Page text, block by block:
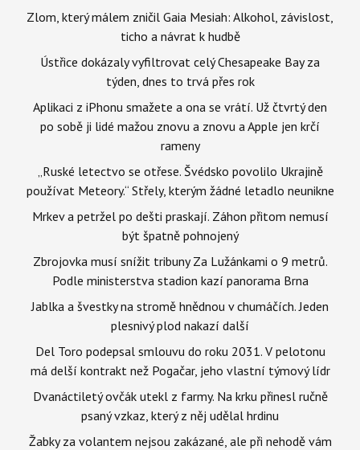
Zlom, který málem zničil Gaia Mesiah: Alkohol, závislost,
ticho a návrat k hudbě
Ústřice dokázaly vyfiltrovat celý Chesapeake Bay za
týden, dnes to trvá přes rok
Aplikaci z iPhonu smažete a ona se vrátí. Už čtvrtý den
po sobě ji lidé mažou znovu a znovu a Apple jen krčí
rameny
„Ruské letectvo se otřese. Švédsko povolilo Ukrajině
používat Meteory.“ Střely, kterým žádné letadlo neunikne
Mrkev a petržel po dešti praskají. Záhon přitom nemusí
být špatně pohnojený
Zbrojovka musí snížit tribuny Za Lužánkami o 9 metrů.
Podle ministerstva stadion kazí panorama Brna
Jablka a švestky na stromě hnědnou v chumáčích. Jeden
plesnivý plod nakazí další
Del Toro podepsal smlouvu do roku 2031. V pelotonu
má delší kontrakt než Pogačar, jeho vlastní týmový lídr
Dvanáctiletý ovčák utekl z farmy. Na krku přinesl ručně
psaný vzkaz, který z něj udělal hrdinu
Žabky za volantem nejsou zakázané, ale při nehodě vám